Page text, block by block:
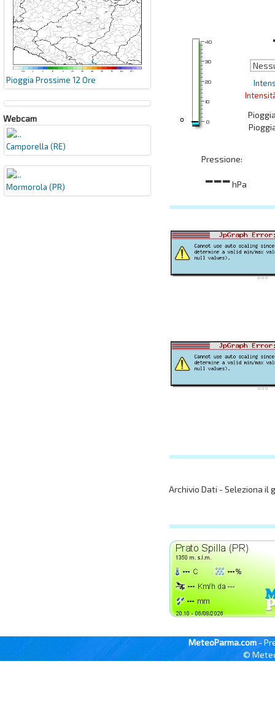
Pioggia Prossime 12 Ore
Webcam
Camporella (RE)
Mormorola (PR)
Pressione:
---hPa
Archivio Dati - Seleziona il
MeteoParma.com -
©